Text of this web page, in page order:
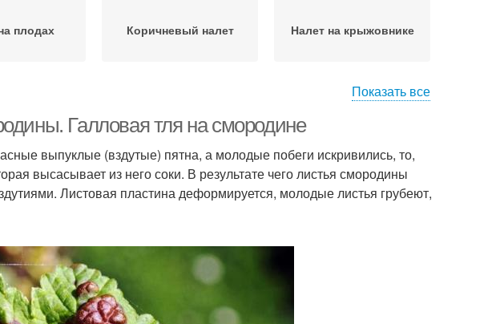
плодах Коричневый налет Налет на крыжовнике
Показать все
Галловая тля на смородине
выпуклые (вздутые) пятна, а молодые побеги искривились, то,
высасывает из него соки. В результате чего листья смородины
Листовая пластина деформируется, молодые листья грубеют,